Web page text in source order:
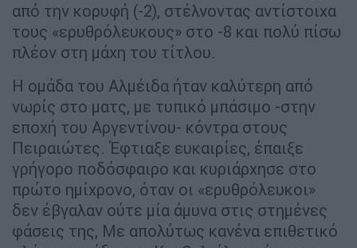
από την κορυφή (-2), στέλνοντας αντίστοιχα
τους «ερυθρόλευκους» στο -8 και πολύ πίσω
πλέον στη μάχη του τίτλου.
Η ομάδα του Αλμέιδα ήταν καλύτερη από
νωρίς στο ματς, με τυπικό μπάσιμο -στην
εποχή του Αργεντίνου- κόντρα στους
Πειραιώτες. Έφτιαξε ευκαιρίες, έπαιξε
γρήγορο ποδόσφαιρο και κυριάρχησε στο
πρώτο ημίχρονο, όταν οι «ερυθρόλευκοι»
δεν έβγαλαν ούτε μία άμυνα στις στημένες
φάσεις της, Με απολύτως κανένα επιθετικό